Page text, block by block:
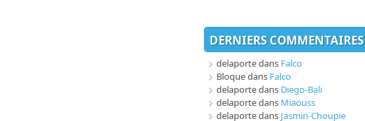
DERNIERS COMMENTAIRES
delaportedans Falco
Bloquedans Falco
delaportedans Diego-Bali
delaportedans Miaouss
delaportedans Jasmin-Choupie